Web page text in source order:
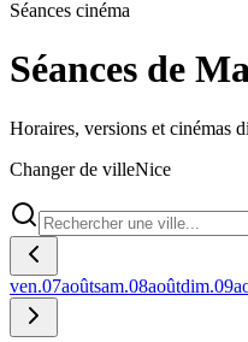
Séances cinéma
Séances de
Horaires, versions et cinémas
Changer de villeNice
ven.07aoûtsam.08aoûtdim.09